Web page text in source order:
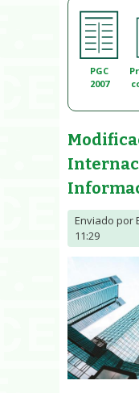
PGC
2007
Enviado por
11:29